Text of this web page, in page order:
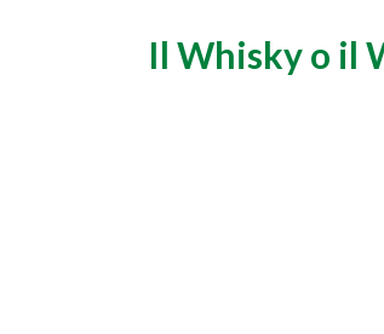
Il Whisky o il